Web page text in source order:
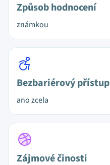
Způsob hodnocení
známkou
Bezbariérový přístup
ano zcela
Zájmové činosti